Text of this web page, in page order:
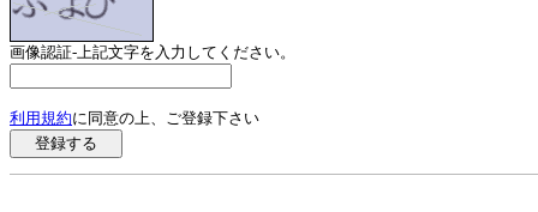
画像認証-上記文字を入力してください。
利用規約に同意の上、ご登録下さい